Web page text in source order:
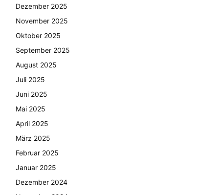
Dezember 2025
November 2025
Oktober 2025
September 2025
August 2025
Juli 2025
Juni 2025
Mai 2025
April 2025
März 2025
Februar 2025
Januar 2025
Dezember 2024